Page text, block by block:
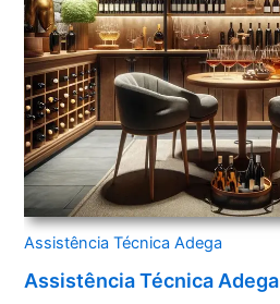
Assistência Técnica Adega
Assistência Técnica Adega